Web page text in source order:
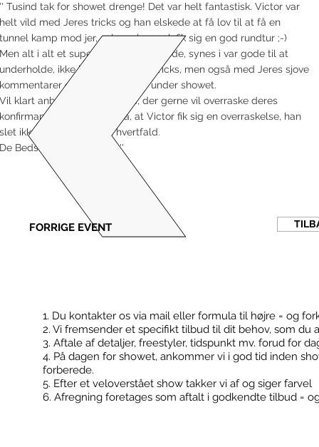
'' Tusind tak for showet drenge! Det var helt fantastisk. Victor var
helt vild med Jeres tricks og han elskede at få lov til at få en
tunnel kamp mod jer, selvom han nok fik sig en god rundtur ;-)
Men alt i alt et super fedt show i lavede, synes i var gode til at
underholde, ikke bare med Jeres tricks, men også med Jeres sjove
kommentarer og bemærkninger under showet.
Vil klart anbefale Jer til andre, der gerne vil overraske deres
konfirmand. Jeg er sikker på, at Victor fik sig en overraskelse, han
slet ikke havde forventet hvertfald.
De Bedste Hilsener, Maria.''
FORRIGE EVENT
Kontakt Booking
1. Du kontakter os via mail eller formula til højre = og
2. Vi fremsender et specifikt tilbud til dit behov, som du
3. Aftale af detaljer, freestyler, tidspunkt mv. forud for
4. På dagen for showet, ankommer vi i god tid inden
forberede.
5. Efter et veloverstået show takker vi af og siger farvel
6. Afregning foretages som aftalt i godkendte tilbud =